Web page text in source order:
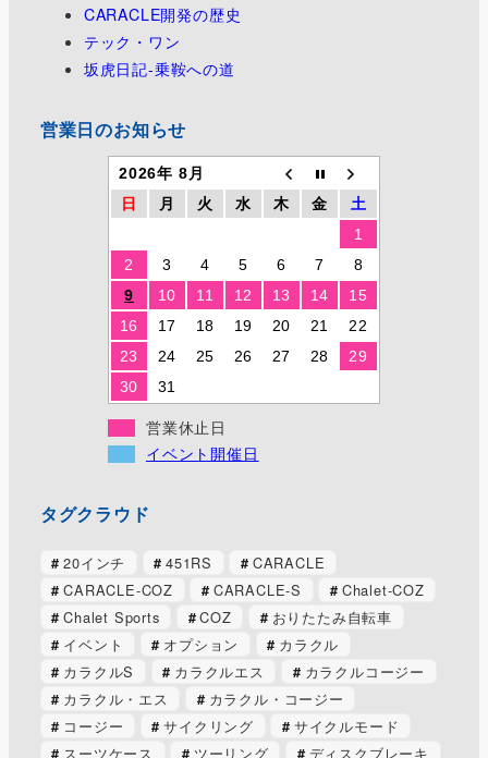
CARACLE開発の歴史
テック・ワン
坂虎日記-乗鞍への道
営業日のお知らせ
2026年 8月
日
月 火 水 木 金
土
1
2
3 4 5 6 7
8
9
10 11 12 13 14
15
16
17 18 19 20 21
22
23
24 25 26 27 28
29
30
31
営業休止日
イベント開催日
タグクラウド
20インチ 451RS
CARACLE
CARACLE-COZ
CARACLE-S
Chalet-COZ
Chalet Sports
COZ
おりたたみ自転車
イベント
オプション
カラクル
カラクルS
カラクルエス
カラクルコージー
カラクル・エス
カラクル・コージー
コージー
サイクリング
サイクルモード
スーツケース
ツーリング ディスクブレーキ